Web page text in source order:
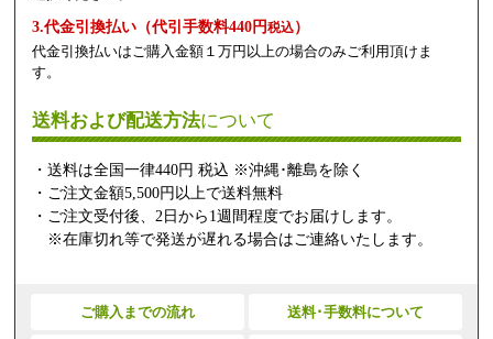
3.代金引換払い（代引手数料440円税込）
代金引換払いはご購入金額１万円以上の場合のみご利用頂けま
す。
送料および配送方法について
・送料は全国一律440円 税込 ※沖縄･離島を除く
・ご注文金額5,500円以上で送料無料
・ご注文受付後、2日から1週間程度でお届けします。
※在庫切れ等で発送が遅れる場合はご連絡いたします。
ご購入までの流れ 送料･手数料について